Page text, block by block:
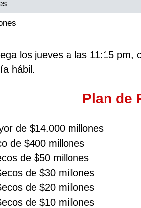
los jueves a las 11:15 pm,
hábil.
Plan de
de $14.000 millones
de $400 millones
de $50 millones
de $30 millones
de $20 millones
de $10 millones